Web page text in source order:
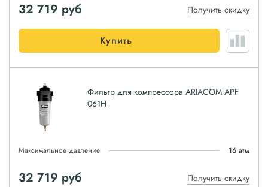
32 719 руб Получить скидку
Купить
Фильтр для компрессора ARIACOM APF
061H
Максимальное давление 16 атм
32 719 руб Получить скидку